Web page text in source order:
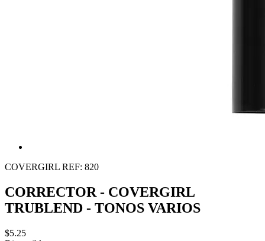
COVERGIRL REF: 820
CORRECTOR - COVERGIRL
TRUBLEND - TONOS VARIOS
$5.25